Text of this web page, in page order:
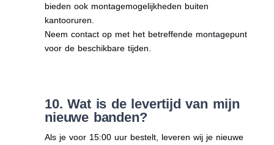
bieden ook montagemogelijkheden buiten
kantooruren.
Neem contact op met het betreffende montagepunt
voor de beschikbare tijden.
10. Wat is de levertijd van mijn
nieuwe banden?
Als je voor 15:00 uur bestelt, leveren wij je nieuwe